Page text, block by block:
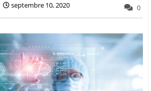
septembre 10, 2020 0